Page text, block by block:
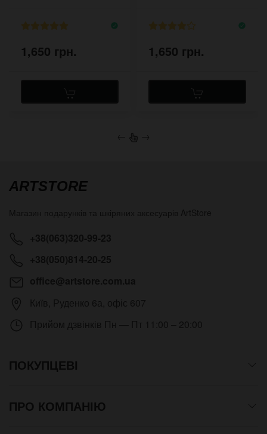
1,650 грн. 1,650 грн.
← →
ARTSTORE
ПОКУПЦЕВІ
ПРО КОМПАНІЮ